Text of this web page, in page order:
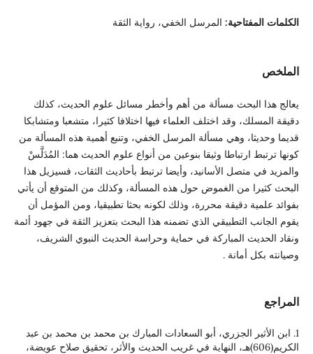
المرسل الخفي، رواية الثقة
مسألة من أهم وأخطر مسائل علوم الحديث، كذلك
اختلف العلماء فيها اختلافا كثيرا، متشعبا ومتشابكا
وهي مسألة المرسل الخفي، وتنبع أهمية هذه المسألة من
وثيقا بنوعين من أنواع علوم الحديث هما: المُدَلَّسْ
الأسانيد، وأيضا ترتبط بأحاديث الثقات، فسيزيل هذا
الغموض حول هذه المسألة، وكذلك من المتوقع أن يأتي
محررة، وذلك لكونه بحثا تطبيقيا، ومن المؤمل أن
الذي تضمنه هذا البحث بتعزيز الثقة في جهود أئمة
في حماية وحراسة الحديث النبوي الشريف،
.
الجزري، أبو السعادات المبارك بن محمد بن محمد بن عبد
النهاية في غريب الحديث والأثر، تحقيق صلاح عويضة،